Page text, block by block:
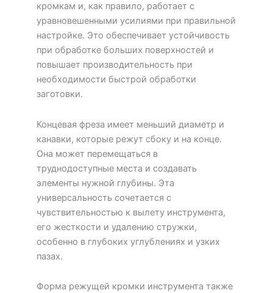
кромкам и, как правило, работает с
уравновешенными усилиями при правильной
настройке. Это обеспечивает устойчивость
при обработке больших поверхностей и
повышает производительность при
необходимости быстрой обработки
заготовки.
Концевая фреза имеет меньший диаметр и
канавки, которые режут сбоку и на конце.
Она может перемещаться в
труднодоступные места и создавать
элементы нужной глубины. Эта
универсальность сочетается с
чувствительностью к вылету инструмента,
его жесткости и удалению стружки,
особенно в глубоких углублениях и узких
пазах.
Форма режущей кромки инструмента также